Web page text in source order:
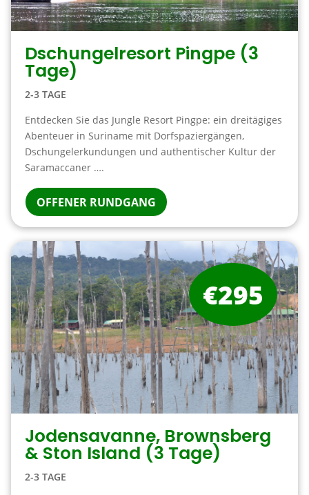
Dschungelresort Pingpe (3
Tage)
2-3 TAGE
Entdecken Sie das Jungle Resort Pingpe: ein dreitägiges
Abenteuer in Suriname mit Dorfspaziergängen,
Dschungelerkundungen und authentischer Kultur der
Saramaccaner ….
OFFENER RUNDGANG
Jodensavanne, Brownsberg
& Ston Island (3 Tage)
2-3 TAGE
€295